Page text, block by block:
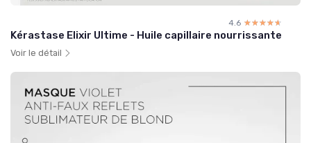
4.6 ☆☆☆☆☆
★★★★★
Kérastase Elixir Ultime - Huile capillaire nourrissante
Voir le détail